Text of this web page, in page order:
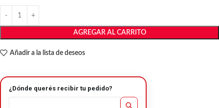
AGREGAR AL CARRITO
Añadir a la lista de deseos
¿Dónde querés recibir tu pedido?